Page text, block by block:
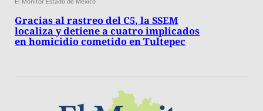
Gracias al rastreo del C5, la SSEM
localiza y detiene a cuatro implicados
en homicidio cometido en Tultepec